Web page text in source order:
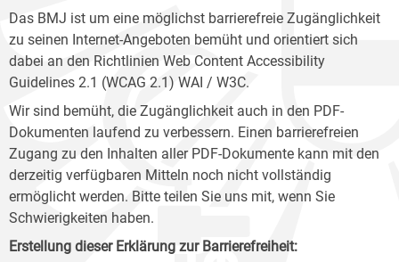
Das BMJ ist um eine möglichst barrierefreie Zugänglichkeit
zu seinen Internet-Angeboten bemüht und orientiert sich
dabei an den Richtlinien Web Content Accessibility
Guidelines 2.1 (WCAG 2.1) WAI / W3C.
Wir sind bemüht, die Zugänglichkeit auch in den PDF-
Dokumenten laufend zu verbessern. Einen barrierefreien
Zugang zu den Inhalten aller PDF-Dokumente kann mit den
derzeitig verfügbaren Mitteln noch nicht vollständig
ermöglicht werden. Bitte teilen Sie uns mit, wenn Sie
Schwierigkeiten haben.
Erstellung dieser Erklärung zur Barrierefreiheit: